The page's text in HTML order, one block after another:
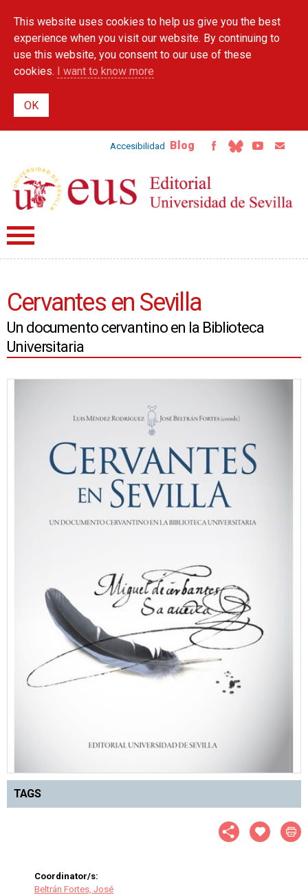
main
content
This website uses cookies to help us give you the best
experience when you visit our website. By continuing to
use this website, you consent to our use of these
cookies. I want to know more
Accesibilidad Blog
Cervantes en Sevilla
Un documento cervantino en la Biblioteca
Universitaria
TAGS
Coordinator/s:
Beltrán Fortes, José